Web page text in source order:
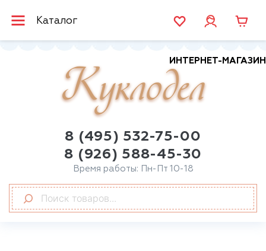
Каталог
ИНТЕРНЕТ-МАГАЗИН
Куклодел
8 (495) 532-75-00
8 (926) 588-45-30
Время работы: Пн-Пт 10-18